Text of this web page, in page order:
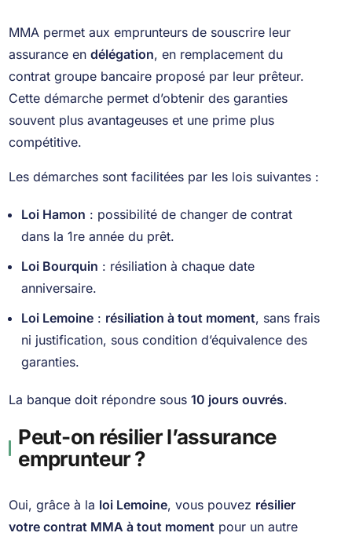
MMA permet aux emprunteurs de souscrire leur
assurance endélégation, en remplacement du
contrat groupe bancaire proposé par leur prêteur.
Cette démarche permet d’obtenir des garanties
souvent plus avantageuses et une prime plus
compétitive.
Les démarches sont facilitées par les lois suivantes :
Loi Hamon : possibilité de changer de contrat
dans la 1re année du prêt.
Loi Bourquin : résiliation à chaque date
anniversaire.
Loi Lemoine : résiliation à tout moment, sans frais
ni justification, sous condition d’équivalence des
garanties.
La banque doit répondre sous10 jours ouvrés.
Peut-on résilier l’assurance
emprunteur ?
Oui, grâce à la loi Lemoine, vous pouvez résilier
votre contrat MMA à tout moment pour un autre